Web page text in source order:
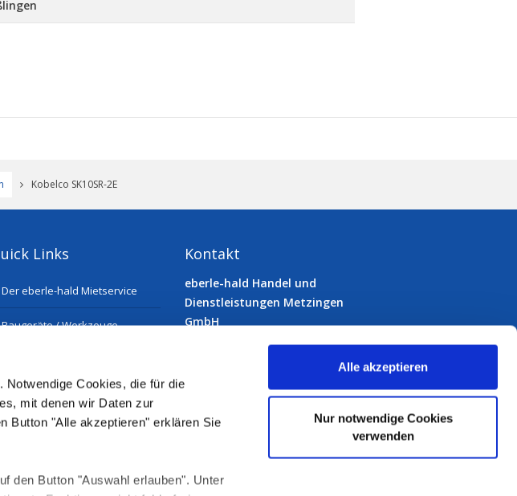
Cookies, die für die
mit denen wir Daten zur
Button "Alle akzeptieren" erklären Sie
den Button "Auswahl erlauben". Unter
Alle akzeptieren
Nur notwendige Cookies
verwenden
Kobelco SK10SR-2E
Links
Der eberle-hald Mietservice
Baugeräte / Werkzeuge
Kontakt
eberle-hald Handel und
Dienstleistungen Metzingen
GmbH
72555 Metzingen
Telefax: 07123 9231-50
E-Mail:
info@eberle-hald.de
Folgen Sie uns: